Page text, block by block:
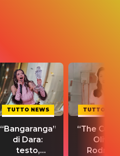
TUTTO NEWS
“Bangaranga”
di Dara:
testo,
TUTTO
“The
Olivia